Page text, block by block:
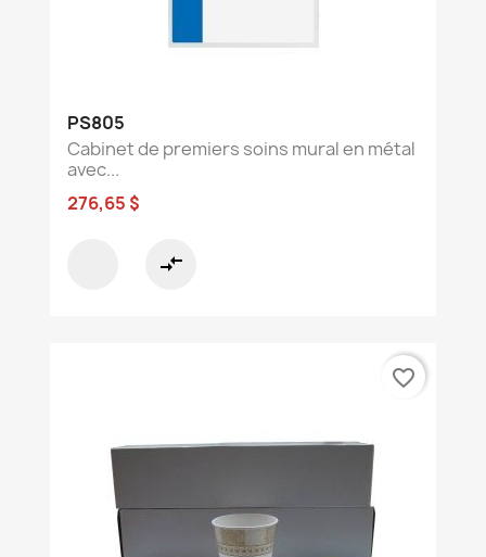
PS805
Cabinet de premiers soins mural en métal
avec...
276,65 $
compare_arrows
favorite_border